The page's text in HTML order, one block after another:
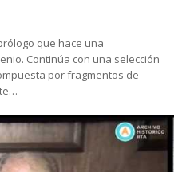
que hace una
Continúa con una selección
por fragmentos de